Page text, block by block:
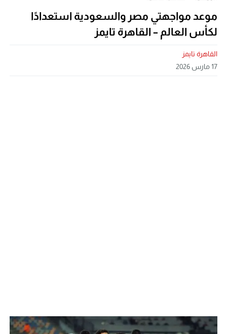
موعد مواجهتي مصر والسعودية استعدادًا
لكأس العالم – القاهرة تايمز
القاهرة تايمز
17 مارس 2026